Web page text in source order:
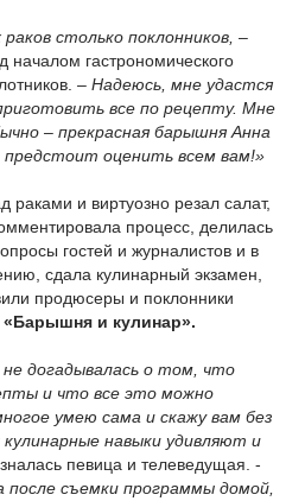
столько поклонников, –
началом гастрономического
– Надеюсь, мне удастся
все по рецепту. Мне
– прекрасная барышня Анна
оценить всем вам!»
раками и виртуозно резал салат,
процесс, делилась
гостей и журналистов и в
сдала кулинарный экзамен,
продюсеры и поклонники
«Барышня и кулинар».
догадывалась о том, что
и что все это можно
умею сама и скажу вам без
навыки удивляют и
певица и телеведущая. -
после съемки программы домой,